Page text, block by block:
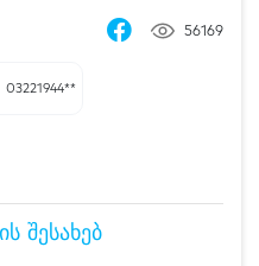
56169
03221944**
შესახებ